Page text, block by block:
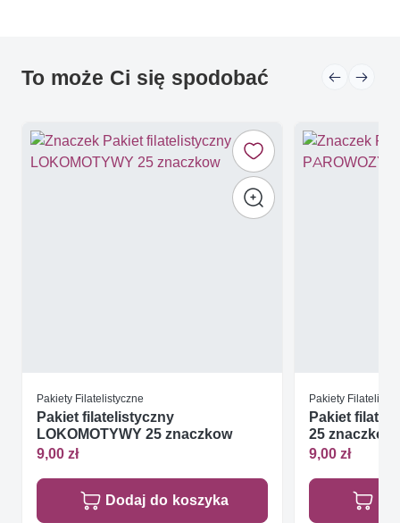
To może Ci się spodobać
Pakiety Filatelistyczne
Pakiet filatelistyczny
LOKOMOTYWY 25 znaczkow
9,00 zł
Dodaj do koszyka
Pakiety
Pakiet
25 znaczkow
9,00 zł